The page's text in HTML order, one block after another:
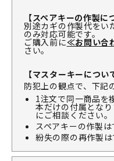
【スペアキーの作製に
別途カギの作製代をい
のみ対応可能です。
ご購入前に≪お問い合
さい。
【マスターキーについ
防犯上の観点で、下記
1注文で同一商品を
本だけの付属とな
にご相談ください。
スペアキーの作製は
紛失の際の再作製は